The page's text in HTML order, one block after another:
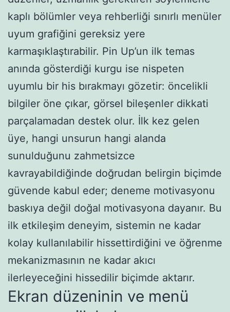
kaplı bölümler veya rehberliği sınırlı menüler
uyum grafiğini gereksiz yere
karmaşıklaştırabilir. Pin Up’un ilk temas
anında gösterdiği kurgu ise nispeten
uyumlu bir his bırakmayı gözetir: öncelikli
bilgiler öne çıkar, görsel bileşenler dikkati
parçalamadan destek olur. İlk kez gelen
üye, hangi unsurun hangi alanda
sunulduğunu zahmetsizce
kavrayabildiğinde doğrudan belirgin biçimde
güvende kabul eder; deneme motivasyonu
baskıya değil doğal motivasyona dayanır. Bu
ilk etkileşim deneyim, sistemin ne kadar
kolay kullanılabilir hissettirdiğini ve öğrenme
mekanizmasının ne kadar akıcı
ilerleyeceğini hissedilir biçimde aktarır.
Ekran düzeninin ve menü